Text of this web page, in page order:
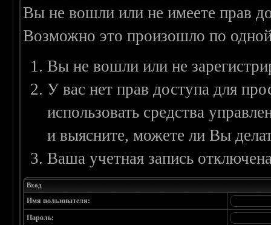
Вы не вошли или не имеете прав
Возможно это произошло по
Вы не вошли или не
У вас нет прав доступа для
использовать средства
и выясните, можете ли Вы
Ваша учетная запись
Вход
Имя пользователя:
Пароль: